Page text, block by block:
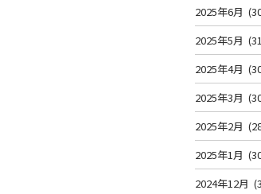
2025年6月
2025年5月
2025年4月
2025年3月
2025年2月
2025年1月
2024年12月